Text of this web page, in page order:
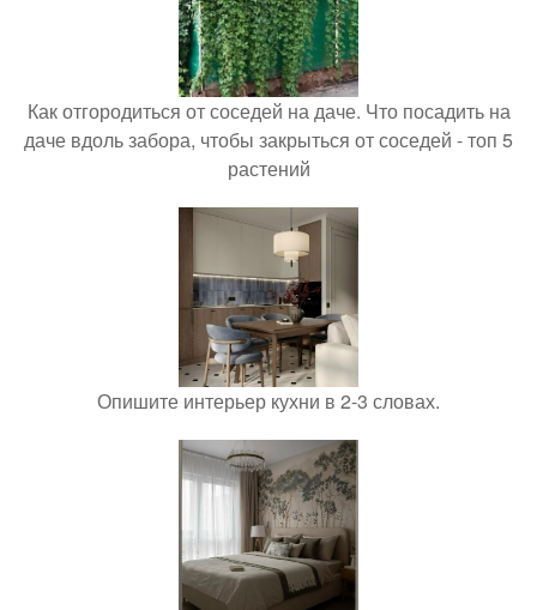
Как отгородиться от соседей на даче. Что посадить на
даче вдоль забора, чтобы закрыться от соседей - топ 5
растений
Опишите интерьер кухни в 2-3 словах.